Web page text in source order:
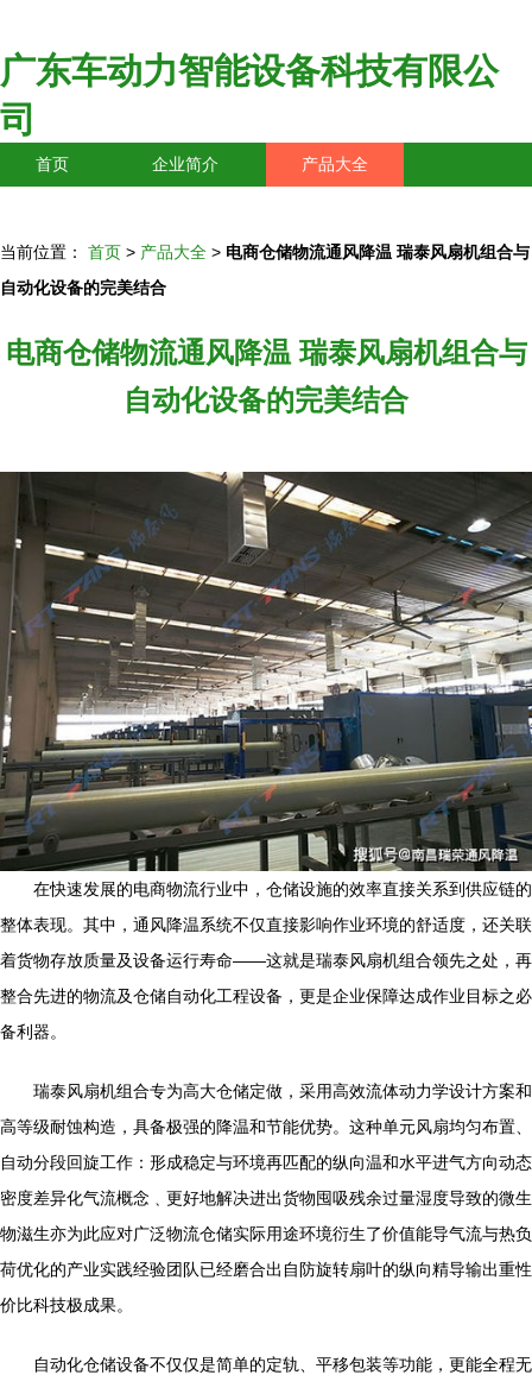
广东车动力智能设备科技有限公
司
首页 企业简介 产品大全
当前位置： 首页 > 产品大全 > 电商仓储物流通风降温 瑞泰风扇机组合与
自动化设备的完美结合
电商仓储物流通风降温 瑞泰风扇机组合与
自动化设备的完美结合
在快速发展的电商物流行业中，仓储设施的效率直接关系到供应链的
整体表现。其中，通风降温系统不仅直接影响作业环境的舒适度，还关联
着货物存放质量及设备运行寿命——这就是瑞泰风扇机组合领先之处，再
整合先进的物流及仓储自动化工程设备，更是企业保障达成作业目标之必
备利器。
瑞泰风扇机组合专为高大仓储定做，采用高效流体动力学设计方案和
高等级耐蚀构造，具备极强的降温和节能优势。这种单元风扇均匀布置、
自动分段回旋工作：形成稳定与环境再匹配的纵向温和水平进气方向动态
密度差异化气流概念﹑更好地解决进出货物囤吸残余过量湿度导致的微生
物滋生亦为此应对广泛物流仓储实际用途环境衍生了价值能导气流与热负
荷优化的产业实践经验团队已经磨合出自防旋转扇叶的纵向精导输出重性
价比科技极成果。
自动化仓储设备不仅仅是简单的定轨、平移包装等功能，更能全程无